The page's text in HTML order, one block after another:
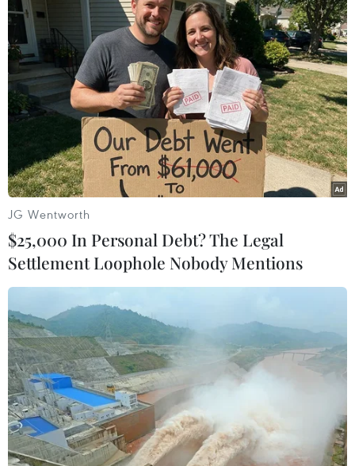
TIN LIÊN QUAN
Càphê đá Việt Nam trong
top ngon nhất hành tinh
07/02/2025 06:56
Chuyên trang ẩm thực Taste Atlas vừa công bố danh
sách 63 loại cà phê (đồ uống) ngon nhất thế giới, trong
đó càphê đá, đại diện của Việt Nam, được đánh giá
cao, xếp thứ 8 với 4,3/5 sao.
JG Wentworth
$25,000 In Personal Debt? The Legal
Settlement Loophole Nobody Mentions